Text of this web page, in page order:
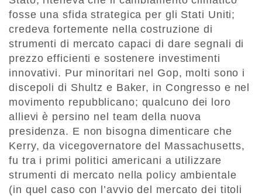
fosse una sfida strategica per gli Stati Uniti;
credeva fortemente nella costruzione di
strumenti di mercato capaci di dare segnali di
prezzo efficienti e sostenere investimenti
innovativi. Pur minoritari nel Gop, molti sono i
discepoli di Shultz e Baker, in Congresso e nel
movimento repubblicano; qualcuno dei loro
allievi è persino nel team della nuova
presidenza. E non bisogna dimenticare che
Kerry, da vicegovernatore del Massachusetts,
fu tra i primi politici americani a utilizzare
strumenti di mercato nella policy ambientale
(in quel caso con l’avvio del mercato dei titoli